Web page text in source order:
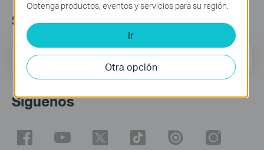
Suscripción
Dirección de correo Regístrate
Síguenos
Obtenga productos, eventos y servicios para su región.
Ir
Otra opción